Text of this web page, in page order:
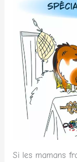
Si les mamans